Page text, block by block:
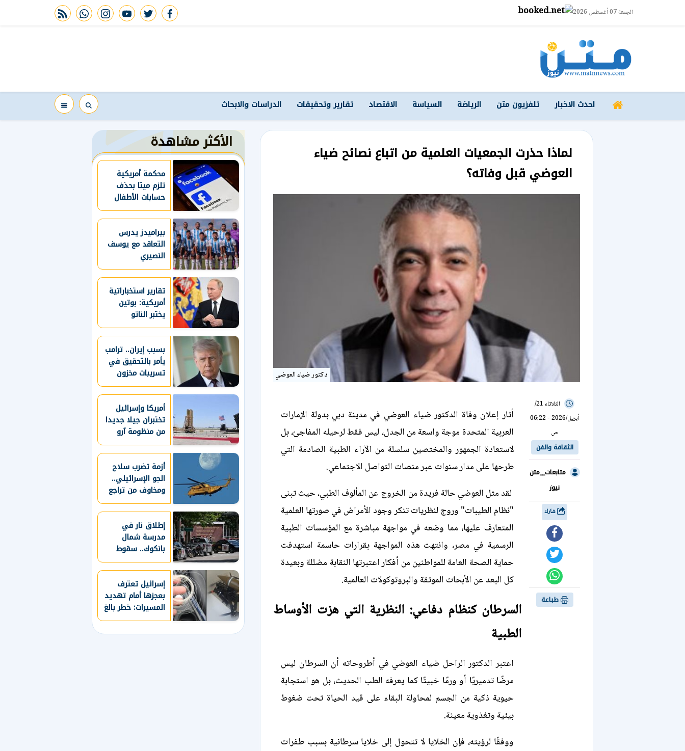
الجمعة 07 أغسطس 2026 facebook
twitter
youtube
instagram
whatsapp
rss feed
احدث الاخبار تلفزيون متن الرياضة السياسة الاقتصاد تقارير وتحقيقات الدراسات والابحاث
لماذا حذرت الجمعيات العلمية من اتباع نصائح ضياء
العوضي قبل وفاته؟
دكتور ضياء العوضي
الثلاثاء 21/
أبريل/2026 - 06:22
ص
الثقافة والفن
متابعات__متن
نيوز
طباعة
أثار إعلان وفاة الدكتور ضياء العوضي في مدينة دبي بدولة الإمارات
العربية المتحدة موجة واسعة من الجدل، ليس فقط لرحيله المفاجئ، بل
لاستعادة الجمهور والمختصين سلسلة من الآراء الطبية الصادمة التي
طرحها على مدار سنوات عبر منصات التواصل الاجتماعي.
لقد مثل العوضي حالة فريدة من الخروج عن المألوف الطبي، حيث تبنى
"نظام الطيبات" وروج لنظريات تنكر وجود الأمراض في صورتها العلمية
المتعارف عليها، مما وضعه في مواجهة مباشرة مع المؤسسات الطبية
الرسمية في مصر، وانتهت هذه المواجهة بقرارات حاسمة استهدفت
حماية الصحة العامة للمواطنين من أفكار اعتبرتها النقابة مضللة وبعيدة
كل البعد عن الأبحاث الموثقة والبروتوكولات العالمية.
السرطان كنظام دفاعي: النظرية التي هزت الأوساط
الطبية
اعتبر الدكتور الراحل ضياء العوضي في أطروحاته أن السرطان ليس
مرضًا تدميريًا أو ورمًا خبيثًا كما يعرفه الطب الحديث، بل هو استجابة
حيوية ذكية من الجسم لمحاولة البقاء على قيد الحياة تحت ضغوط
بيئية وتغذوية معينة.
ووفقًا لرؤيته، فإن الخلايا لا تتحول إلى خلايا سرطانية بسبب طفرات
الأكثر مشاهدة
محكمة أمريكية
تلزم ميتا بحذف
حسابات الأطفال
دون 13 عاما
وتقييد استخدام
القاصرين لمنصاتها
بيراميدز يدرس
التعاقد مع يوسف
النصيري
تقارير استخباراتية
أمريكية: بوتين
يختبر الناتو
بالهجوم على دولة
بالحلف
بسبب إيران.. ترامب
يأمر بالتحقيق في
تسريبات مخزون
الذخائر الأمريكية
أمريكا وإسرائيل
تختبران جيلا جديدا
من منظومة آرو
للدفاع الصاروخي
أزمة تضرب سلاح
الجو الإسرائيلي..
ومخاوف من تراجع
الجاهزية العسكرية
إطلاق نار في
مدرسة شمال
بانكوك.. سقوط
قتـ.لى ومصابين
والمشتبه به طالب
إسرائيل تعترف
بعجزها أمام تهديد
المسيرات: خطر بالغ
ولا نملك له حلا
كاملا